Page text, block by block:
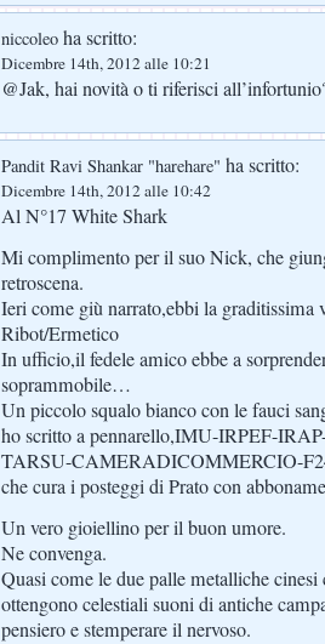
niccoleo ha scritto:
Dicembre 14th, 2012 alle 10:21
@Jak, hai novità o ti riferisci
Pandit Ravi Shankar "harehare" ha scritto:
Dicembre 14th, 2012 alle 10:42
Al N°17 White Shark
Mi complimento per il suo Nick, che
retroscena.
Ieri come giù narrato,ebbi la graditissima
Ribot/Ermetico
In ufficio,il fedele amico ebbe a
soprammobile…
Un piccolo squalo bianco con le fauci
ho scritto a pennarello,IMU-IRPEF-
TARSU-CAMERADICOMMERCIO-
che cura i posteggi di Prato con
Un vero gioiellino per il buon umore.
Ne convenga.
Quasi come le due palle metalliche
ottengono celestiali suoni di antiche
pensiero e stemperare il nervoso.